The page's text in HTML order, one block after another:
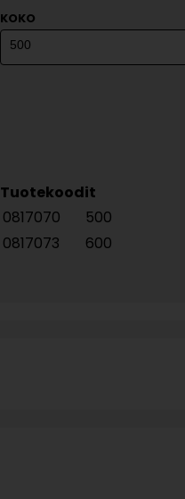
KOKO
Tuotekoodit
0817070
500
0817073
600